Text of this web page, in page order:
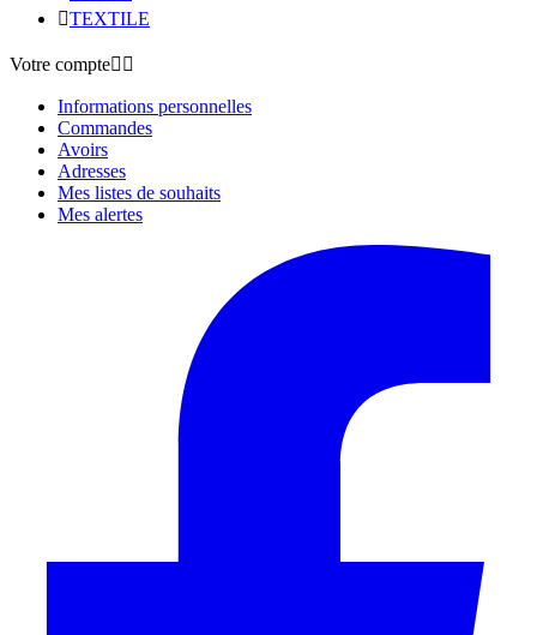
TEXTILE
Votre compte 
Informations personnelles
Commandes
Avoirs
Adresses
Mes listes de souhaits
Mes alertes